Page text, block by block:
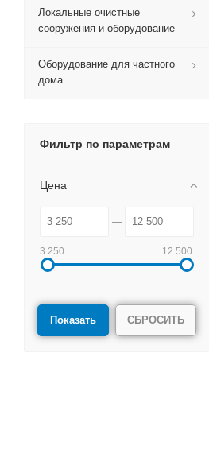
Локальные очистные
сооружения и оборудование
Оборудование для частного
дома
Фильтр по параметрам
Цена
3 250 12 500
СБРОСИТЬ